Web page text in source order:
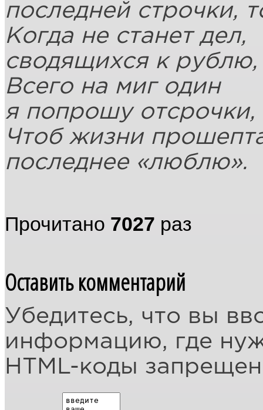
последней строчки,
Когда не станет дел,
сводящихся к рублю,
Всего на миг один
я попрошу отсрочки,
Чтоб жизни
последнее «люблю».
Прочитано 7027 раз
Оставить комментарий
Убедитесь, что вы
информацию, где
HTML-коды